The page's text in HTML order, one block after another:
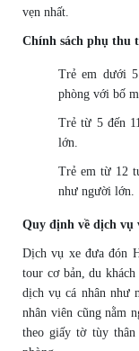
vẹn nhất.
Chính sách phụ thu
Trẻ em dưới
phòng với bố
Trẻ từ 5 đến
lớn.
Trẻ em từ 12
như người lớn.
Quy định về dịch vụ
Dịch vụ xe đưa đón
tour cơ bản, du
dịch vụ cá nhân như
nhân viên cũng nằm
theo giấy tờ tùy